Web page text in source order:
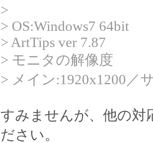
>
> OS:Windows7 64bit
> ArtTips ver 7.87
> モニタの解像度
> メイン:1920x1200／
すみませんが、他の対
ださい。